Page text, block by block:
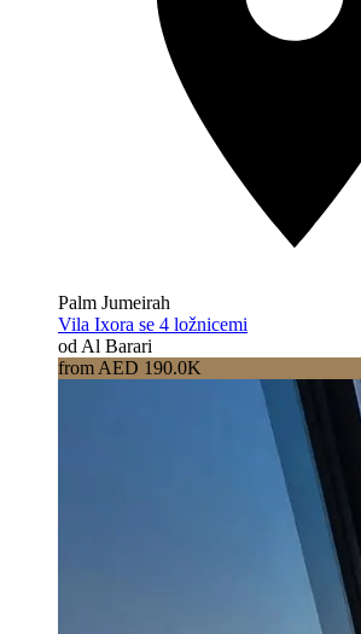
Palm Jumeirah
Vila Ixora se 4 ložnicemi
od Al Barari
from AED 190.0K